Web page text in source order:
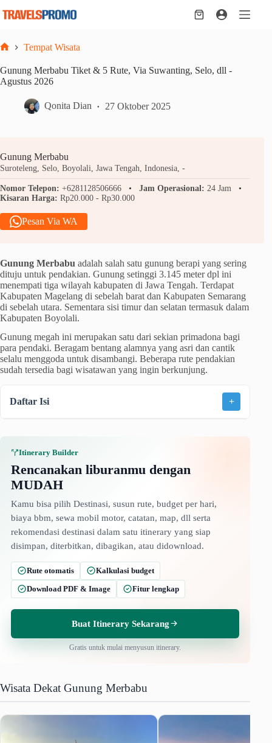
Shopping
Tempat Wisata
Gunung Merbabu Tiket & 5 Rute, Via Suwanting, Selo, dll -
Agustus 2026
Qonita Dian 27 Oktober 2025
Gunung Merbabu
Suroteleng, Selo, Boyolali, Jawa Tengah, Indonesia, -
Nomor Telepon: +6281128506666 Jam Operasional: 24 Jam
Kisaran Harga: Rp20.000 - Rp30.000
Pesan Via WA
Gunung Merbabu adalah salah satu gunung berapi yang sering
dituju untuk pendakian. Gunung setinggi 3.145 meter dpl ini
menempati tiga wilayah kabupaten di Jawa Tengah. Terdapat
Kabupaten Magelang di sebelah barat dan Kabupaten Semarang
di sebelah utara. Sementara sisi timur dan selatan termasuk dalam
Kabupaten Boyolali.
Gunung megah ini merupakan satu dari sekian primadona bagi
para pendaki. Beragam bentang alamnya yang asri dan cantik
selalu menggoda untuk disambangi. Beberapa rute pendakian
sudah tersedia bagi wisatawan yang ingin berkunjung.
Daftar Isi +
Itinerary Builder
Rencanakan liburanmu dengan
MUDAH
Kamu bisa pilih Destinasi, susun rute, budget per hari,
biaya bbm, sewa mobil motor, catatan, map, dll serta
rekomendasi destinasi dalam satu itinerary yang siap
disimpan, diterbitkan, dibagikan, atau didownload.
Rute otomatis
Kalkulasi budget
Download PDF & Image
Fitur lengkap
Buat Itinerary Sekarang
Gratis untuk mulai menyusun itinerary.
Wisata Dekat Gunung Merbabu